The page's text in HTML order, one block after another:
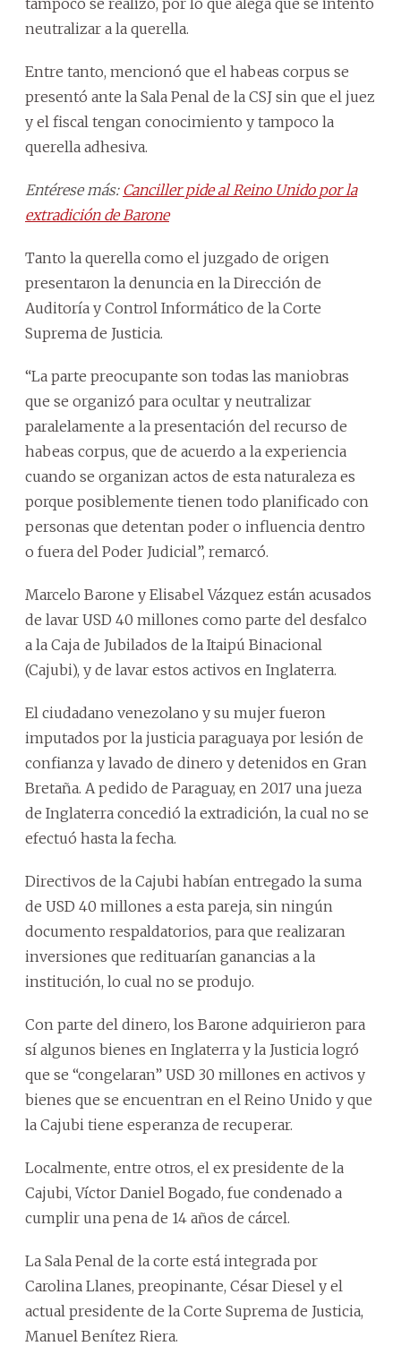
neutralizar a la querella.
Entre tanto, mencionó que el habeas corpus se
presentó ante la Sala Penal de la CSJ sin que el juez
y el fiscal tengan conocimiento y tampoco la
querella adhesiva.
Entérese más: Canciller pide al Reino Unido por la
extradición de Barone
Tanto la querella como el juzgado de origen
presentaron la denuncia en la Dirección de
Auditoría y Control Informático de la Corte
Suprema de Justicia.
“La parte preocupante son todas las maniobras
que se organizó para ocultar y neutralizar
paralelamente a la presentación del recurso de
habeas corpus, que de acuerdo a la experiencia
cuando se organizan actos de esta naturaleza es
porque posiblemente tienen todo planificado con
personas que detentan poder o influencia dentro
o fuera del Poder Judicial”, remarcó.
Marcelo Barone y Elisabel Vázquez están acusados
de lavar USD 40 millones como parte del desfalco
a la Caja de Jubilados de la Itaipú Binacional
(Cajubi), y de lavar estos activos en Inglaterra.
El ciudadano venezolano y su mujer fueron
imputados por la justicia paraguaya por lesión de
confianza y lavado de dinero y detenidos en Gran
Bretaña. A pedido de Paraguay, en 2017 una jueza
de Inglaterra concedió la extradición, la cual no se
efectuó hasta la fecha.
Directivos de la Cajubi habían entregado la suma
de USD 40 millones a esta pareja, sin ningún
documento respaldatorios, para que realizaran
inversiones que redituarían ganancias a la
institución, lo cual no se produjo.
Con parte del dinero, los Barone adquirieron para
sí algunos bienes en Inglaterra y la Justicia logró
que se “congelaran” USD 30 millones en activos y
bienes que se encuentran en el Reino Unido y que
la Cajubi tiene esperanza de recuperar.
Localmente, entre otros, el ex presidente de la
Cajubi, Víctor Daniel Bogado, fue condenado a
cumplir una pena de 14 años de cárcel.
La Sala Penal de la corte está integrada por
Carolina Llanes, preopinante, César Diesel y el
actual presidente de la Corte Suprema de Justicia,
Manuel Benítez Riera.